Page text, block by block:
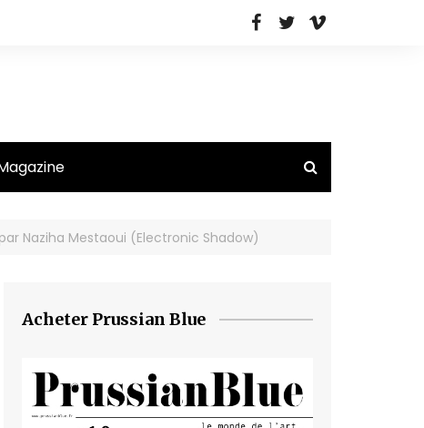
Naziha Mestaoui (Electronic Shadow)
Acheter Prussian Blue